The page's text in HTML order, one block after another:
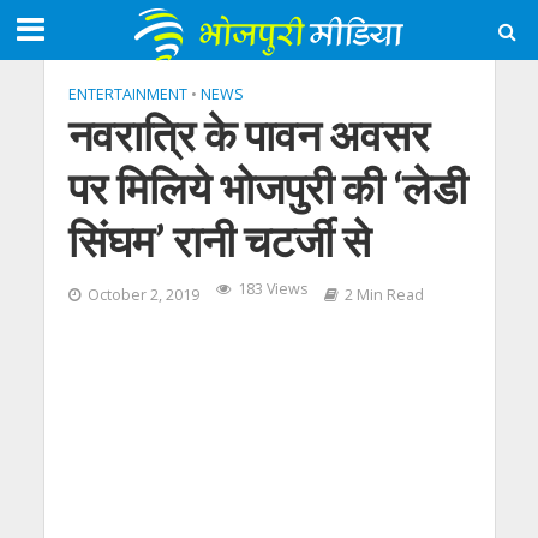
ENTERTAINMENT • NEWS
नवरात्रि के पावन अवसर
पर मिलिये भोजपुरी की ‘लेडी
सिंघम’ रानी चटर्जी से
October 2, 2019 183 Views 2 Min Read